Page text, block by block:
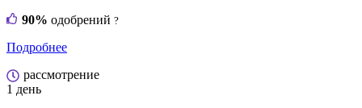
90% одобрений ?
Подробнее
рассмотрение
1 день